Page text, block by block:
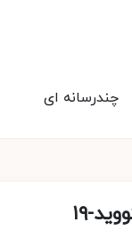
چندرسانه ای
۱۹